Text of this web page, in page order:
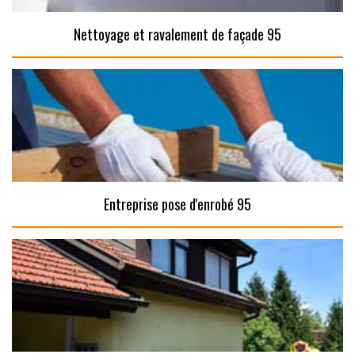
Nettoyage et ravalement de façade 95
Entreprise pose d'enrobé 95